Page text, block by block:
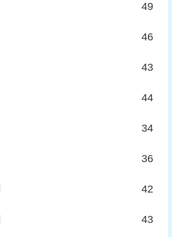
49
46
43
44
34
36
42
43